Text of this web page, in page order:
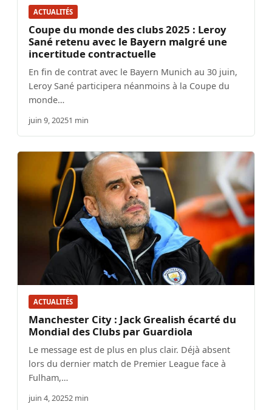
ACTUALITÉS
Coupe du monde des clubs 2025 : Leroy
Sané retenu avec le Bayern malgré une
incertitude contractuelle
En fin de contrat avec le Bayern Munich au 30 juin,
Leroy Sané participera néanmoins à la Coupe du
monde…
juin 9, 20251 min
ACTUALITÉS
Manchester City : Jack Grealish écarté du
Mondial des Clubs par Guardiola
Le message est de plus en plus clair. Déjà absent
lors du dernier match de Premier League face à
Fulham,…
juin 4, 20252 min